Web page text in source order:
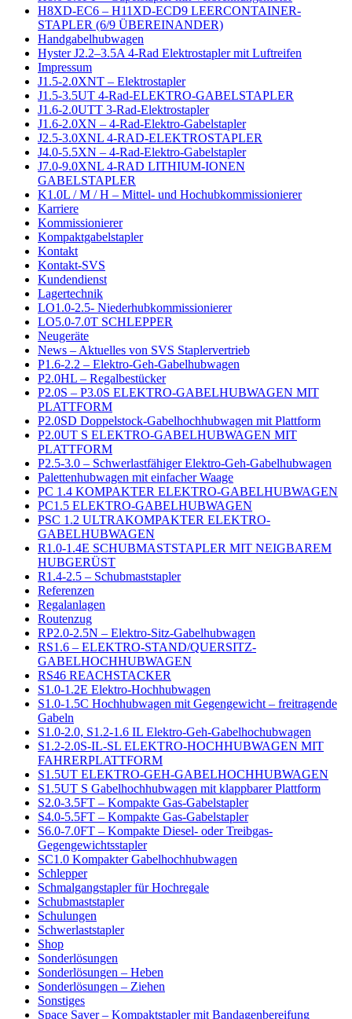
H8XD-EC6 – H11XD-ECD9 LEERCONTAINER-
STAPLER (6/9 ÜBEREINANDER)
Handgabelhubwagen
Hyster J2.2–3.5A 4-Rad Elektrostapler mit Luftreifen
Impressum
J1.5-2.0XNT – Elektrostapler
J1.5-3.5UT 4-Rad-ELEKTRO-GABELSTAPLER
J1.6-2.0UTT 3-Rad-Elektrostapler
J1.6-2.0XN – 4-Rad-Elektro-Gabelstapler
J2.5-3.0XNL 4-RAD-ELEKTROSTAPLER
J4.0-5.5XN – 4-Rad-Elektro-Gabelstapler
J7.0-9.0XNL 4-RAD LITHIUM-IONEN
GABELSTAPLER
K1.0L / M / H – Mittel- und Hochubkommissionierer
Karriere
Kommissionierer
Kompaktgabelstapler
Kontakt
Kontakt-SVS
Kundendienst
Lagertechnik
LO1.0-2.5- Niederhubkommissionierer
LO5.0-7.0T SCHLEPPER
Neugeräte
News – Aktuelles von SVS Staplervertrieb
P1.6-2.2 – Elektro-Geh-Gabelhubwagen
P2.0HL – Regalbestücker
P2.0S – P3.0S ELEKTRO-GABELHUBWAGEN MIT
PLATTFORM
P2.0SD Doppelstock-Gabelhochhubwagen mit Plattform
P2.0UT S ELEKTRO-GABELHUBWAGEN MIT
PLATTFORM
P2.5-3.0 – Schwerlastfähiger Elektro-Geh-Gabelhubwagen
Palettenhubwagen mit einfacher Waage
PC 1.4 KOMPAKTER ELEKTRO-GABELHUBWAGEN
PC1.5 ELEKTRO-GABELHUBWAGEN
PSC 1.2 ULTRAKOMPAKTER ELEKTRO-
GABELHUBWAGEN
R1.0-1.4E SCHUBMASTSTAPLER MIT NEIGBAREM
HUBGERÜST
R1.4-2.5 – Schubmaststapler
Referenzen
Regalanlagen
Routenzug
RP2.0-2.5N – Elektro-Sitz-Gabelhubwagen
RS1.6 – ELEKTRO-STAND/QUERSITZ-
GABELHOCHHUBWAGEN
RS46 REACHSTACKER
S1.0-1.2E Elektro-Hochhubwagen
S1.0-1.5C Hochhubwagen mit Gegengewicht – freitragende
Gabeln
S1.0-2.0, S1.2-1.6 IL Elektro-Geh-Gabelhochubwagen
S1.2-2.0S-IL-SL ELEKTRO-HOCHHUBWAGEN MIT
FAHRERPLATTFORM
S1.5UT ELEKTRO-GEH-GABELHOCHHUBWAGEN
S1.5UT S Gabelhochhubwagen mit klappbarer Plattform
S2.0-3.5FT – Kompakte Gas-Gabelstapler
S4.0-5.5FT – Kompakte Gas-Gabelstapler
S6.0-7.0FT – Kompakte Diesel- oder Treibgas-
Gegengewichtsstapler
SC1.0 Kompakter Gabelhochhubwagen
Schlepper
Schmalgangstapler für Hochregale
Schubmaststapler
Schulungen
Schwerlaststapler
Shop
Sonderlösungen
Sonderlösungen – Heben
Sonderlösungen – Ziehen
Sonstiges
Space Saver – Kompaktstapler mit Bandagenbereifung